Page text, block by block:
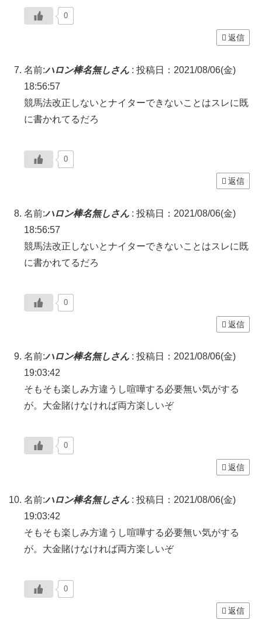
0
返信
名前:ハロン棒名無しさん : 投稿日：2021/08/06(金)
18:56:57
競馬法改正しないとナイターできないことはスレに既
に書かれてるだろ
0
返信
名前:ハロン棒名無しさん : 投稿日：2021/08/06(金)
18:56:57
競馬法改正しないとナイターできないことはスレに既
に書かれてるだろ
0
返信
名前:ハロン棒名無しさん : 投稿日：2021/08/06(金)
19:03:42
そもそも楽しみ方違うし喧嘩する必要無い気がする
が。大金賭けなければ両方楽しいぞ
0
返信
名前:ハロン棒名無しさん : 投稿日：2021/08/06(金)
19:03:42
そもそも楽しみ方違うし喧嘩する必要無い気がする
が。大金賭けなければ両方楽しいぞ
0
返信